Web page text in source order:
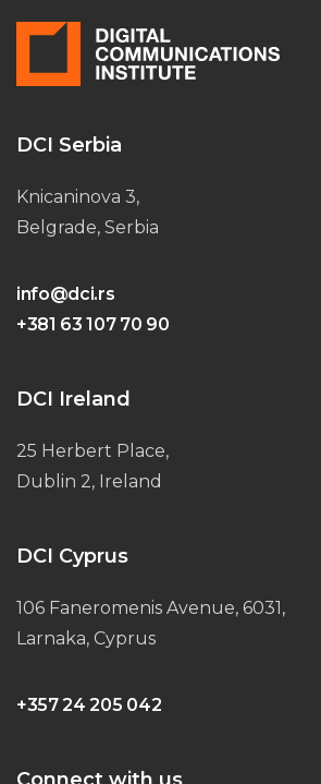
DCI Serbia
Knicaninova 3,
Belgrade, Serbia
info@dci.rs
+381 63 107 70 90
DCI Ireland
25 Herbert Place,
Dublin 2, Ireland
DCI Cyprus
106 Faneromenis Avenue, 6031,
Larnaka, Cyprus
+357 24 205 042
Connect with us